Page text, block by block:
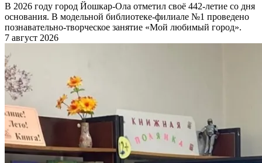
В 2026 году город Йошкар-Ола отметил своё 442-летие со дня
основания. В модельной библиотеке-филиале №1 проведено
познавательно-творческое занятие «Мой любимый город».
7 август 2026